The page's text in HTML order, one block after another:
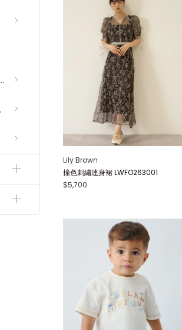
Lily Brown
撞色刺繡連身裙 LWFO263001
$5,700